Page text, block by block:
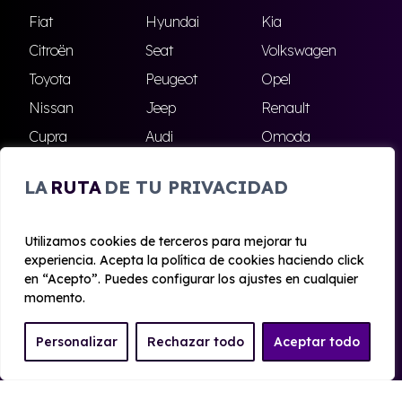
LA RUTA DE TU PRIVACIDAD
Utilizamos cookies de terceros para mejorar tu
experiencia. Acepta la política de cookies haciendo click
en “Acepto”. Puedes configurar los ajustes en cualquier
momento.
Personalizar Rechazar todo Aceptar todo
Fiat Hyundai
Kia
Citroën
Seat
Volkswagen
Toyota
Peugeot
Opel
Nissan
Jeep
Renault
Cupra
Audi
Omoda
Skoda
Ford Todas las marcas
© 2020 - 2026 Alhambra Renting
Aviso legal y Privacidad